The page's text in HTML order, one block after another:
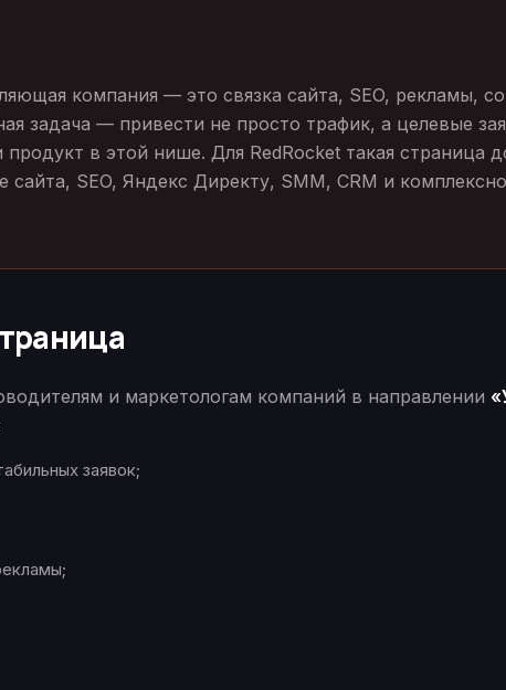
компания — это связка сайта, SEO, рекламы,
задача — привести не просто трафик, а целевые
в этой нише. Для RedRocket такая страница
сайта, SEO, Яндекс Директу, SMM, CRM и
и маркетологам компаний в направлении
заявок;